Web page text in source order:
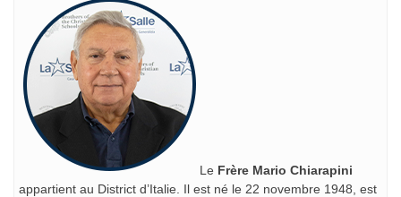
Le Frère Mario Chiarapini
appartient au District d’Italie. Il est né le 22 novembre 1948, est